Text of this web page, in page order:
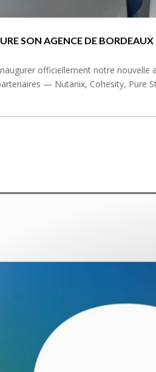
SON AGENCE DE BORDEAUX
officiellement notre
— Nutanix, Cohesity, Pure